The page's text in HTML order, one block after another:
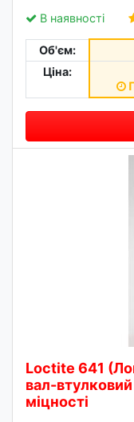
В наявності
Об'єм:
Ціна:
Loctite 641
вал-
міцності